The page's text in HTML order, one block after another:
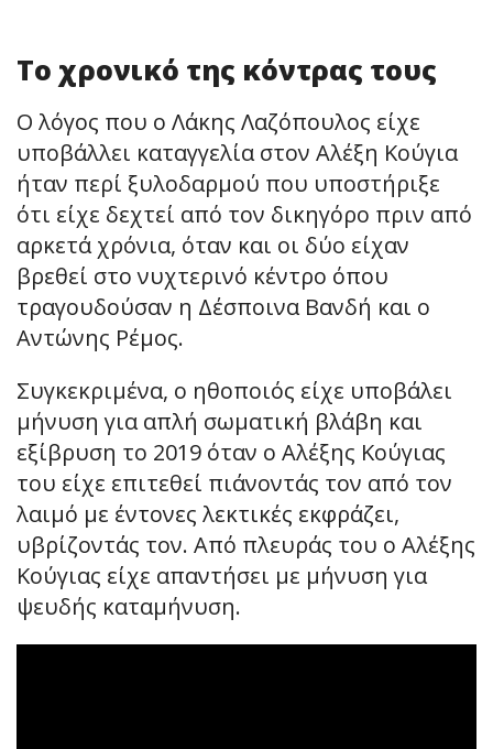
Το χρονικό της κόντρας τους
Ο λόγος που ο Λάκης Λαζόπουλος είχε
υποβάλλει καταγγελία στον Αλέξη Κούγια
ήταν περί ξυλοδαρμού που υποστήριξε
ότι είχε δεχτεί από τον δικηγόρο πριν από
αρκετά χρόνια, όταν και οι δύο είχαν
βρεθεί στο νυχτερινό κέντρο όπου
τραγουδούσαν η Δέσποινα Βανδή και ο
Αντώνης Ρέμος.
Συγκεκριμένα, ο ηθοποιός είχε υποβάλει
μήνυση για απλή σωματική βλάβη και
εξίβρυση το 2019 όταν ο Αλέξης Κούγιας
του είχε επιτεθεί πιάνοντάς τον από τον
λαιμό με έντονες λεκτικές εκφράζει,
υβρίζοντάς τον. Από πλευράς του ο Αλέξης
Κούγιας είχε απαντήσει με μήνυση για
ψευδής καταμήνυση.